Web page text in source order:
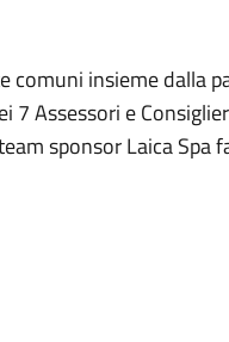
comuni insieme dalla
7 Assessori e
sponsor Laica